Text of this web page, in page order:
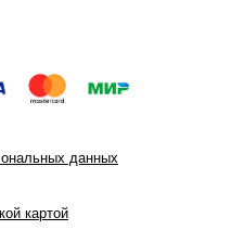
данных
картой